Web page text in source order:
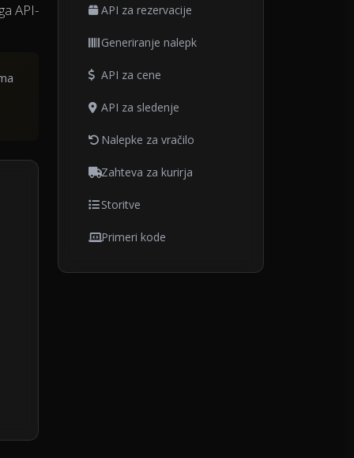
API- API za rezervacije
Generiranje nalepk
API za cene
API za sledenje
Nalepke za vračilo
Zahteva za kurirja
Storitve
Primeri kode